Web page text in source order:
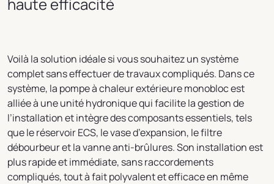
Voilà la solution idéale si vous souhaitez un système
complet sans effectuer de travaux compliqués. Dans ce
système, la pompe à chaleur extérieure monobloc est
alliée à une unité hydronique qui facilite la gestion de
l’installation et intègre des composants essentiels, tels
que le réservoir ECS, le vase d’expansion, le filtre
débourbeur et la vanne anti-brûlures. Son installation est
plus rapide et immédiate, sans raccordements
compliqués, tout à fait polyvalent et efficace en même